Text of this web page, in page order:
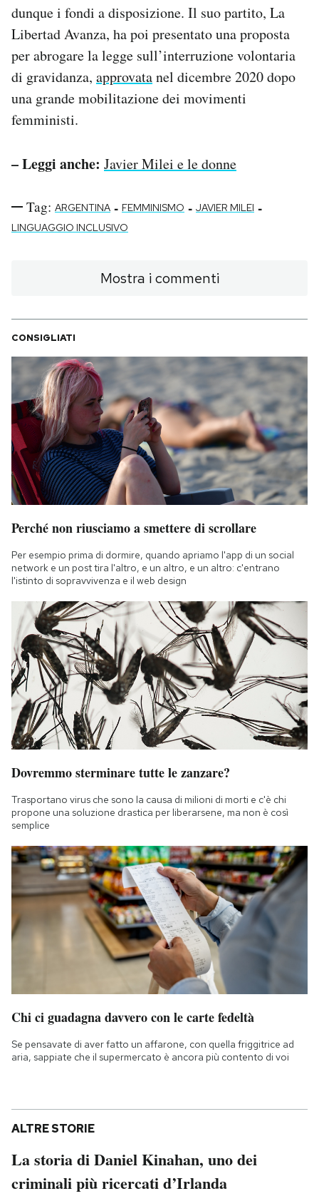
dunque i fondi a disposizione. Il suo partito, La
Libertad Avanza, ha poi presentato una proposta
per abrogare la legge sull’interruzione volontaria
di gravidanza, approvatanel dicembre 2020 dopo
una grande mobilitazione dei movimenti
femministi.
– Leggi anche: Javier Milei e le donne
Tag: ARGENTINA - FEMMINISMO - JAVIER MILEI -
LINGUAGGIO INCLUSIVO
Mostra i commenti
CONSIGLIATI
Perché non riusciamo a smettere di scrollare
Per esempio prima di dormire, quando apriamo l'app di un social
network e un post tira l'altro, e un altro, e un altro: c'entrano
l'istinto di sopravvivenza e il web design
Dovremmo sterminare tutte le zanzare?
Trasportano virus che sono la causa di milioni di morti e c'è chi
propone una soluzione drastica per liberarsene, ma non è così
semplice
Chi ci guadagna davvero con le carte fedeltà
Se pensavate di aver fatto un affarone, con quella friggitrice ad
aria, sappiate che il supermercato è ancora più contento di voi
ALTRE STORIE
La storia di Daniel Kinahan, uno dei
criminali più ricercati d’Irlanda